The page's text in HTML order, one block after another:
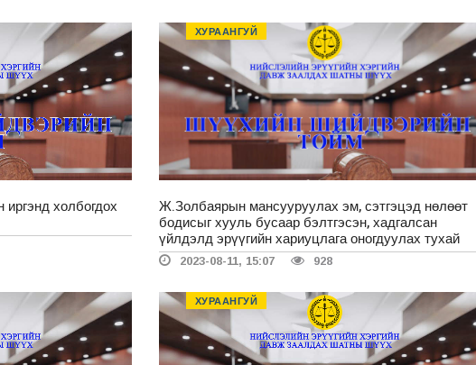
холбогдох
ХУРААНГУЙ
Ж.Золбаярын мансууруулах эм, сэтгэцэд нөлөөт
бодисыг хууль бусаар бэлтгэсэн, хадгалсан
үйлдэлд эрүүгийн хариуцлага оногдуулах тухай
2023-08-11, 15:07 928
ХУРААНГУЙ